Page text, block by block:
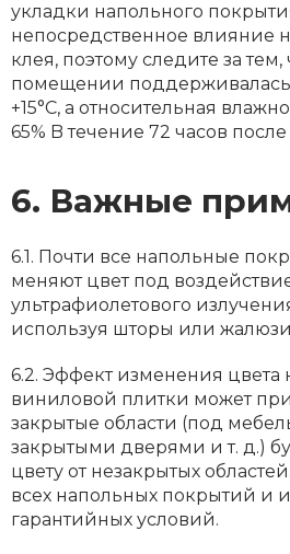
укладки напольного
непосредственное влияние
клея, поэтому следите за
помещении
+15°С, а относительная
65% B течение 72 часов
6. Важные
6.1. Почти все напольные
меняют цвет под
ультрафиолетового
используя шторы или
6.2. Эффект изменения цвета
виниловой плитки может
закрытые области (под
закрытыми дверями и т. д.)
цвету от незакрытых
всех напольных покрытий и
гарантийных условий.